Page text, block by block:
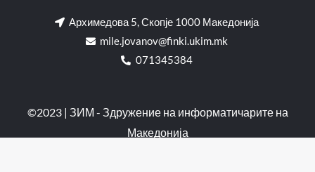
Архимедова 5, Скопје 1000 Македонија
mile.jovanov@finki.ukim.mk​
071345384
©2023 | ЗИМ - Здружение на информатичарите на
Македонија